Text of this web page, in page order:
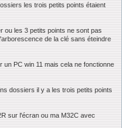
les trois petits points étaient
ou les 3 petits points ne sont pas
de la clé sans éteindre
PC win 11 mais cela ne fonctionne
dossiers il y a les trois petits points
sur l'écran ou ma M32C avec